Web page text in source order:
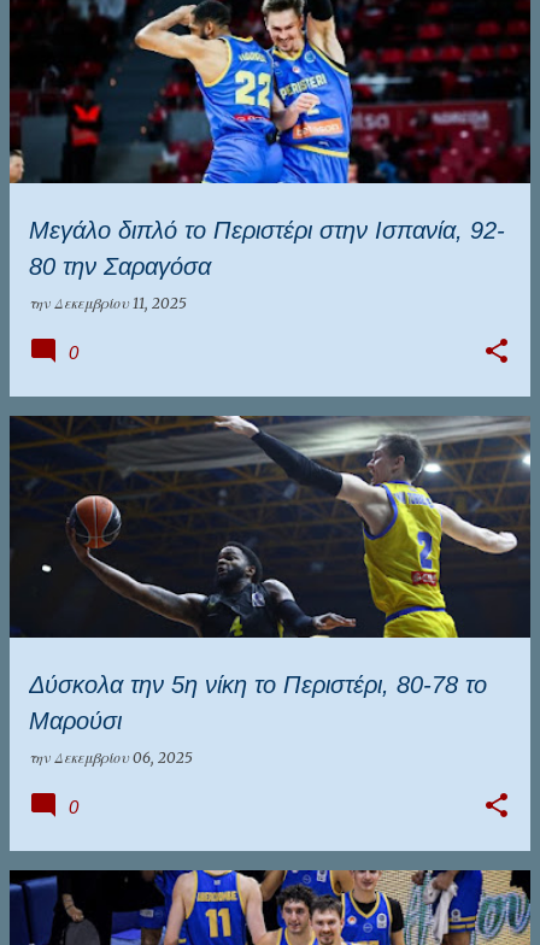
Μεγάλο διπλό το Περιστέρι στην Ισπανία, 92-
80 την Σαραγόσα
την Δεκεμβρίου 11, 2025
0
Δύσκολα την 5η νίκη το Περιστέρι, 80-78 το
Μαρούσι
την Δεκεμβρίου 06, 2025
0